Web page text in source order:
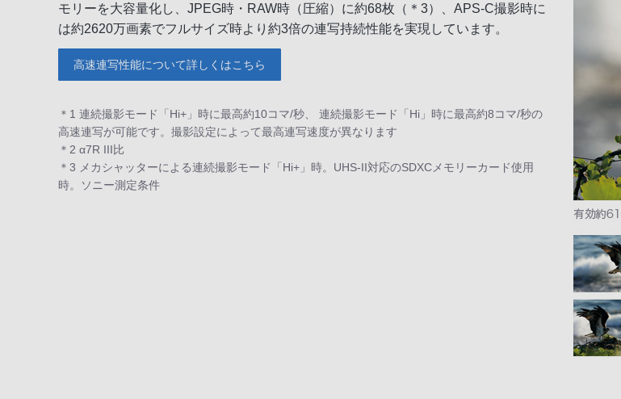
モリーを大容量化し、JPEG時・RAW時（圧縮）に約68枚（＊3）、APS-C撮影時に
は約2620万画素でフルサイズ時より約3倍の連写持続性能を実現しています。
高速連写性能について詳しくはこちら
＊1 連続撮影モード「Hi+」時に最高約10コマ/秒、 連続撮影モード「Hi」時に最高約8コマ/秒の
高速連写が可能です。撮影設定によって最高連写速度が異なります
＊2 α7R III比
＊3 メカシャッターによる連続撮影モード「Hi+」時。UHS-II対応のSDXCメモリーカード使用
時。ソニー測定条件